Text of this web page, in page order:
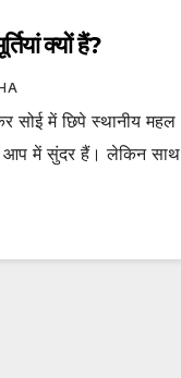
क्यों हैं?
में छिपे स्थानीय महल
आप में सुंदर हैं। लेकिन साथ